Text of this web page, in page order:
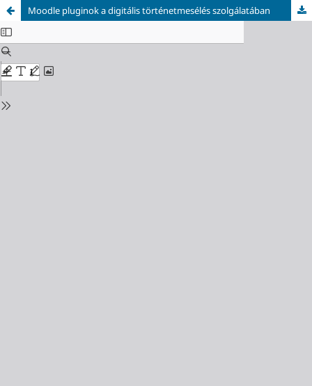
Moodle pluginok a digitális történetmesélés szolgálatában